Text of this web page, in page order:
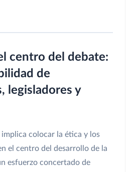
centro del debate:
de
legisladores y
implica colocar la ética y los
el centro del desarrollo de la
esfuerzo concertado de